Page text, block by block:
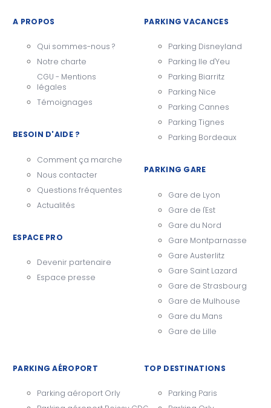
A PROPOS
Qui sommes-nous ?
Notre charte
CGU - Mentions
légales
Témoignages
BESOIN D'AIDE ?
Comment ça marche
Nous contacter
Questions fréquentes
Actualités
ESPACE PRO
Devenir partenaire
Espace presse
PARKING VACANCES
Parking Disneyland
Parking Ile d'Yeu
Parking Biarritz
Parking Nice
Parking Cannes
Parking Tignes
Parking Bordeaux
PARKING GARE
Gare de Lyon
Gare de l'Est
Gare du Nord
Gare Montparnasse
Gare Austerlitz
Gare Saint Lazard
Gare de Strasbourg
Gare de Mulhouse
Gare du Mans
Gare de Lille
PARKING AÉROPORT
Parking aéroport Orly
TOP DESTINATIONS
Parking Paris